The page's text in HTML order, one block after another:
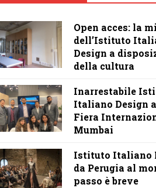
Open acces: la
dell’Istituto
Design a
della cultura
Inarrestabile
Italiano Design
Fiera
Mumbai
Istituto Italiano
da Perugia al
passo è breve